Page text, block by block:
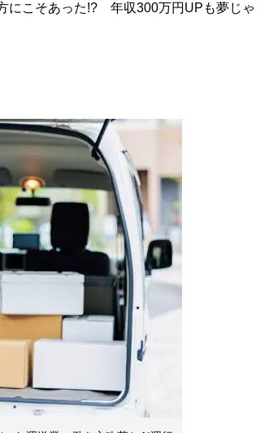
にこそあった!? 年収300万円UPも夢じゃ